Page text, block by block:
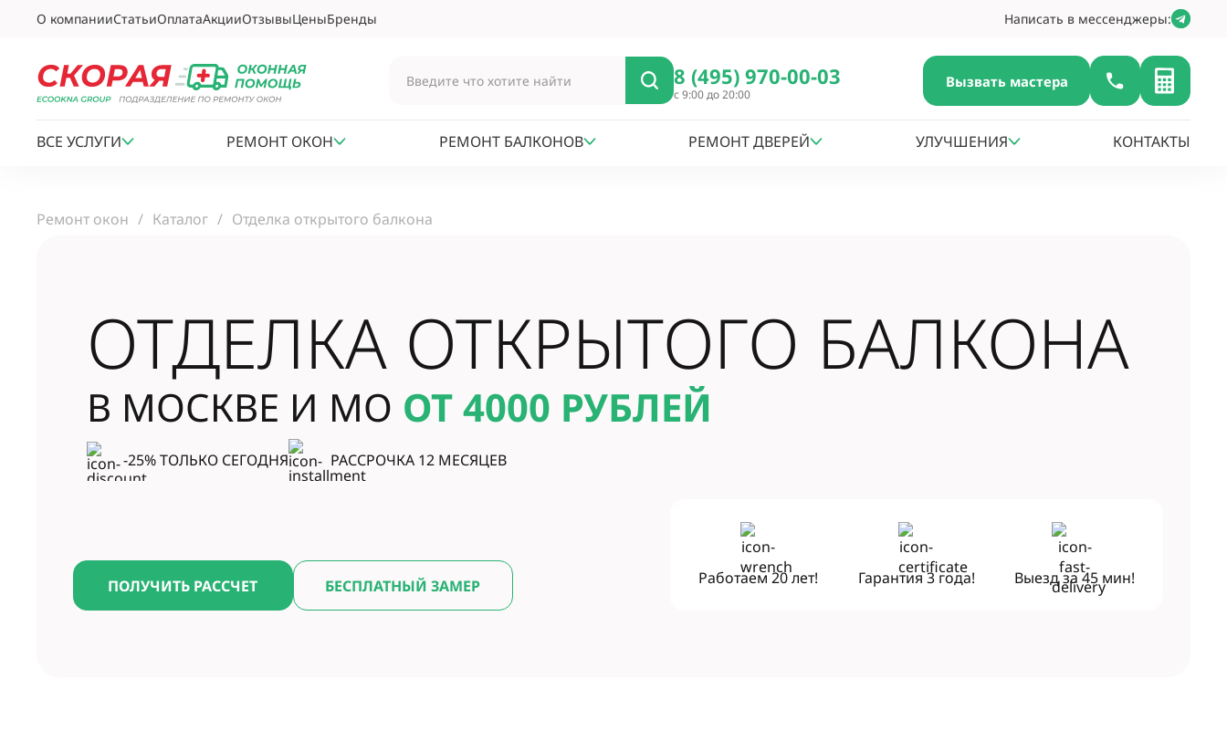
О компанииСтатьиОплатаАкцииОтзывыЦеныБренды Написать в мессенджеры:
8 (495) 970-00-03
с 9:00 до 20:00
Вызвать мастера
ВСЕ УСЛУГИ РЕМОНТ ОКОН РЕМОНТ БАЛКОНОВ РЕМОНТ ДВЕРЕЙ УЛУЧШЕНИЯ КОНТАКТЫ
Ремонт окон Каталог Отделка открытого балкона
ОТДЕЛКА ОТКРЫТОГО БАЛКОНА
В МОСКВЕ И МО ОТ 4000 РУБЛЕЙ
-25% ТОЛЬКО СЕГОДНЯ РАССРОЧКА 12 МЕСЯЦЕВ
ПОЛУЧИТЬ РАССЧЕТ БЕСПЛАТНЫЙ ЗАМЕР Работаем20 лет! Гарантия3 года! Выезд за45 мин!